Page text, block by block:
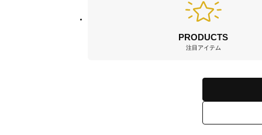
PRODUCTS
注目アイテム